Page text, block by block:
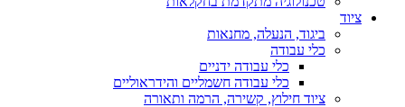
ציוד
ביגוד, הנעלה, מחנאות
כלי עבודה
כלי עבודה ידניים
כלי עבודה חשמליים והידראוליים
ציוד חילוץ, קשירה, הרמה ותאורה